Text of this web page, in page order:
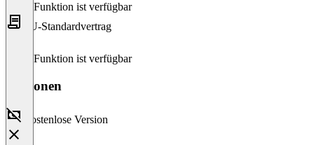
Diese Funktion ist verfügbar
EU-Standardvertrag
Diese Funktion ist verfügbar
Versionen
Kostenlose Version